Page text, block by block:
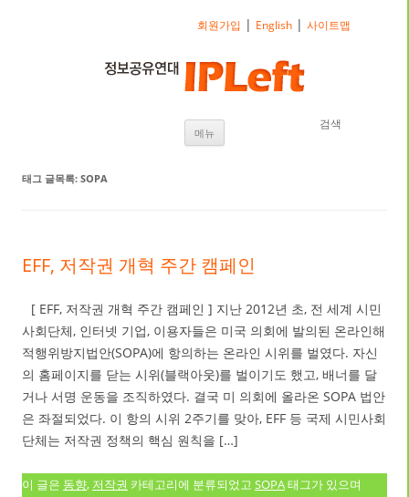
메뉴 내용으로 바로가기검색
회원가입 | English |사이트맵
태그 글목록: SOPA
EFF, 저작권 개혁 주간 캠페인
[ EFF, 저작권 개혁 주간 캠페인 ] 지난 2012년 초, 전 세계 시민
사회단체, 인터넷 기업, 이용자들은 미국 의회에 발의된 온라인해
적행위방지법안(SOPA)에 항의하는 온라인 시위를 벌였다. 자신
의 홈페이지를 닫는 시위(블랙아웃)를 벌이기도 했고, 배너를 달
거나 서명 운동을 조직하였다. 결국 미 의회에 올라온 SOPA 법안
은 좌절되었다. 이 항의 시위 2주기를 맞아, EFF 등 국제 시민사회
단체는 저작권 정책의 핵심 원칙을 […]
이 글은 동향, 저작권 카테고리에 분류되었고 SOPA태그가 있으며